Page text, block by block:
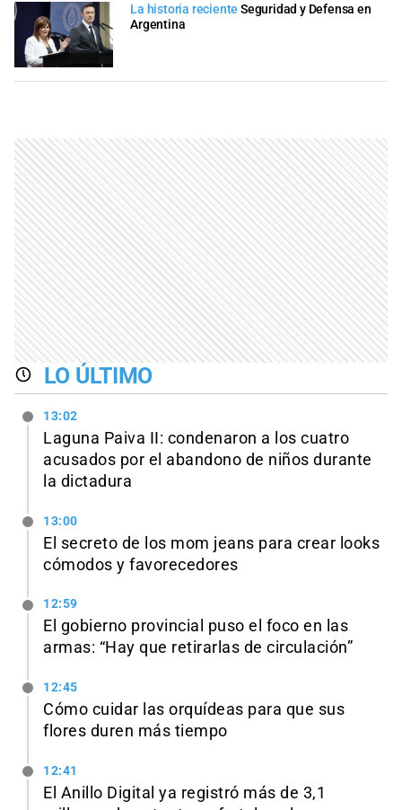
La historia reciente Seguridad y Defensa en
Argentina
LO ÚLTIMO
13:02
Laguna Paiva II: condenaron a los cuatro
acusados por el abandono de niños durante
la dictadura
13:00
El secreto de los mom jeans para crear looks
cómodos y favorecedores
12:59
El gobierno provincial puso el foco en las
armas: “Hay que retirarlas de circulación”
12:45
Cómo cuidar las orquídeas para que sus
flores duren más tiempo
12:41
El Anillo Digital ya registró más de 3,1